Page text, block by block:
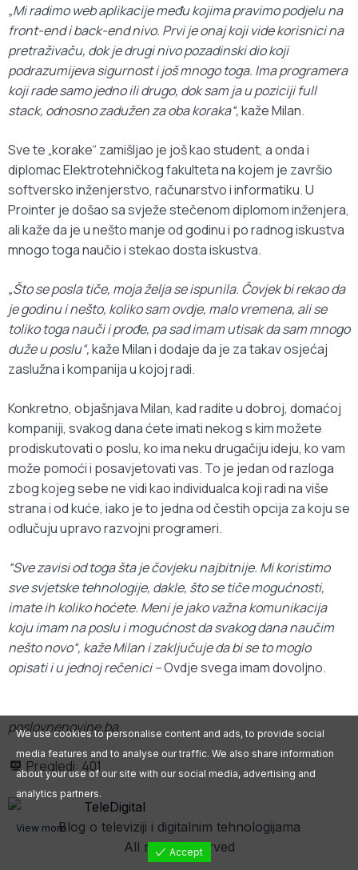
„Mi radimo web aplikacije među kojima pravimo podjelu na
front-end i back-end nivo. Prvi je onaj koji vide korisnici na
pretraživaču, dok je drugi nivo pozadinski dio koji
podrazumijeva sigurnost i još mnogo toga. Ima programera
koji rade samo jedno ili drugo, dok sam ja u poziciji full
stack, odnosno zadužen za oba koraka“,kaže Milan.
Sve te „korake“ zamišljao je još kao student, a onda i
diplomac Elektrotehničkog fakulteta na kojem je završio
softversko inženjerstvo, računarstvo i informatiku. U
Prointer je došao sa svježe stečenom diplomom inženjera,
ali kaže da je u nešto manje od godinu i po radnog iskustva
mnogo toga naučio i stekao dosta iskustva.
„Što se posla tiče, moja želja se ispunila. Čovjek bi rekao da
je godinu i nešto, koliko sam ovdje, malo vremena, ali se
toliko toga nauči i prođe, pa sad imam utisak da sam mnogo
duže u poslu“,kaže Milan i dodaje da je za takav osjećaj
zaslužna i kompanija u kojoj radi.
Konkretno, objašnjava Milan, kad radite u dobroj, domaćoj
kompaniji, svakog dana ćete imati nekog s kim možete
prodiskutovati o poslu, ko ima neku drugačiju ideju, ko vam
može pomoći i posavjetovati vas. To je jedan od razloga
zbog kojeg sebe ne vidi kao individualca koji radi na više
strana i od kuće, iako je to jedna od čestih opcija za koju se
odlučuju upravo razvojni programeri.
“Sve zavisi od toga šta je čovjeku najbitnije. Mi koristimo
sve svjetske tehnologije, dakle, što se tiče mogućnosti,
imate ih koliko hoćete. Meni je jako važna komunikacija
koju imam na poslu i mogućnost da svakog dana naučim
nešto novo“, kaže Milan i zaključuje da bi se to moglo
opisati i u jednoj rečenici –Ovdje svega imam dovoljno.
poslovnenovine.ba
Pregledi: 401
Blog o televiziji i digitalnim tehnologijama
All rights reserved
We use cookies to personalise content and ads, to provide social
media features and to analyse our traffic. We also share information
about your use of our site with our social media, advertising and
analytics partners.
View more
Accept